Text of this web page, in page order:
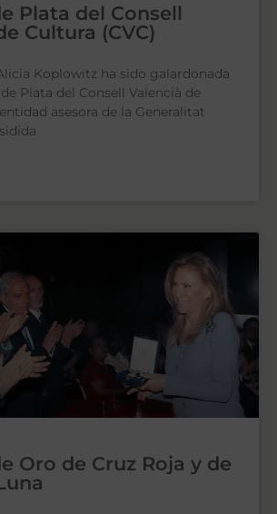
Plata del Consell
Cultura (CVC)
Koplowitz ha sido galardonada
Plata del Consell Valencià de
asesora de la Generalitat
Oro de Cruz Roja y de